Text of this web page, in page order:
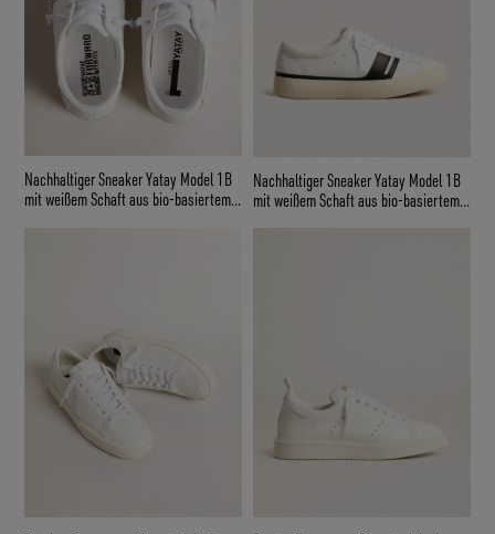
Nachhaltiger Sneaker Yatay Model 1B
mit weißem Schaft aus bio-basiertem
Nachhaltiger Sneaker Yatay Model 1B
mit weißem Schaft aus bio-basiertem